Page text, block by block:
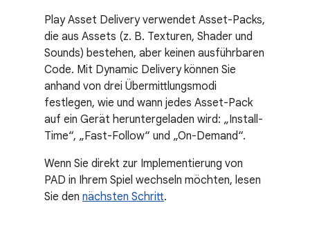
Play Asset Delivery verwendet Asset-Packs,
die aus Assets (z. B. Texturen, Shader und
Sounds) bestehen, aber keinen ausführbaren
Code. Mit Dynamic Delivery können Sie
anhand von drei Übermittlungsmodi
festlegen, wie und wann jedes Asset-Pack
auf ein Gerät heruntergeladen wird: „Install-
Time“, „Fast-Follow“ und „On-Demand“.
Wenn Sie direkt zur Implementierung von
PAD in Ihrem Spiel wechseln möchten, lesen
Sie den nächsten Schritt.